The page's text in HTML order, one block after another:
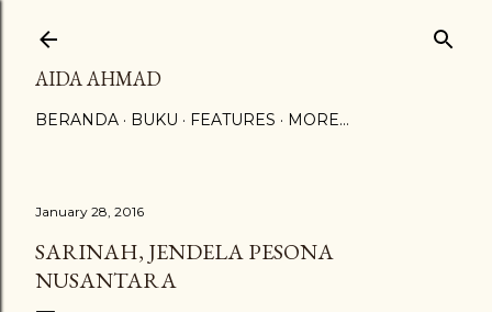
AIDA AHMAD
BERANDA BUKU FEATURES MORE…
January 28, 2016
SARINAH, JENDELA PESONA
NUSANTARA